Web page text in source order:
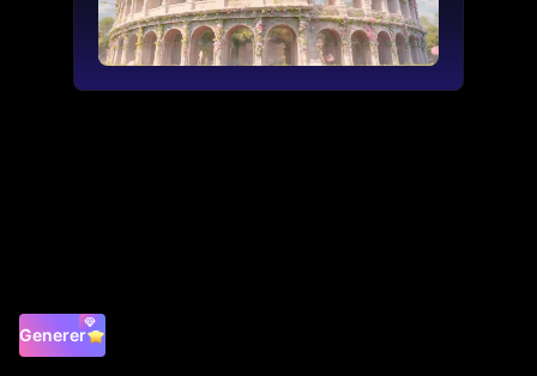
Generer